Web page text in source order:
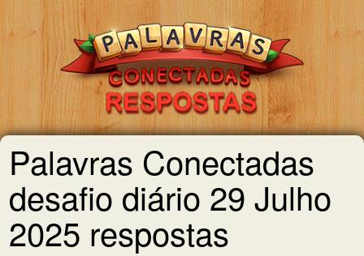
Palavras Conectadas
desafio diário 29 Julho
2025 respostas